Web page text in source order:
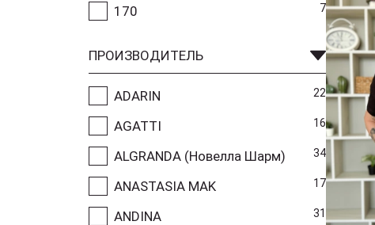
170 7
ПРОИЗВОДИТЕЛЬ
ADARIN 22
AGATTI 16
ALGRANDA (Новелла Шарм) 34
ANASTASIA MAK 17
ANDINA 31